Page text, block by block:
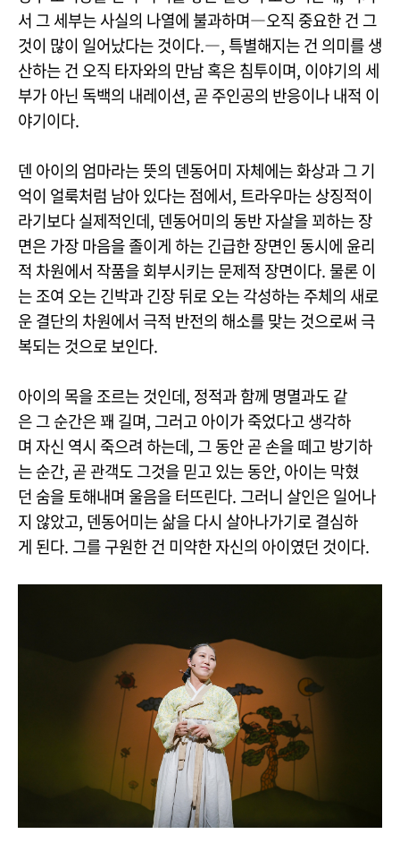
서 그 세부는 사실의 나열에 불과하며―오직 중요한 건 그
것이 많이 일어났다는 것이다.―, 특별해지는 건 의미를 생
산하는 건 오직 타자와의 만남 혹은 침투이며, 이야기의 세
부가 아닌 독백의 내레이션, 곧 주인공의 반응이나 내적 이
야기이다.
덴 아이의 엄마라는 뜻의 덴동어미 자체에는 화상과 그 기
억이 얼룩처럼 남아 있다는 점에서, 트라우마는 상징적이
라기보다 실제적인데, 덴동어미의 동반 자살을 꾀하는 장
면은 가장 마음을 졸이게 하는 긴급한 장면인 동시에 윤리
적 차원에서 작품을 회부시키는 문제적 장면이다. 물론 이
는 조여 오는 긴박과 긴장 뒤로 오는 각성하는 주체의 새로
운 결단의 차원에서 극적 반전의 해소를 맞는 것으로써 극
복되는 것으로 보인다.
아이의 목을 조르는 것인데, 정적과 함께 명멸과도 같
은 그 순간은 꽤 길며, 그러고 아이가 죽었다고 생각하
며 자신 역시 죽으려 하는데, 그 동안 곧 손을 떼고 방기하
는 순간, 곧 관객도 그것을 믿고 있는 동안, 아이는 막혔
던 숨을 토해내며 울음을 터뜨린다. 그러니 살인은 일어나
지 않았고, 덴동어미는 삶을 다시 살아나가기로 결심하
게 된다. 그를 구원한 건 미약한 자신의 아이였던 것이다.